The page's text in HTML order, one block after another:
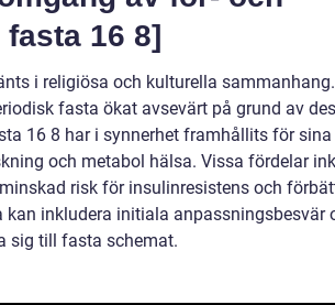
16 8]
i religiösa och kulturella
fasta ökat avsevärt på grund av
16 8 har i synnerhet framhållits för sina
och metabol hälsa. Vissa fördelar
risk för insulinresistens och
inkludera initiala anpassningsbesvär
sig till fasta schemat.